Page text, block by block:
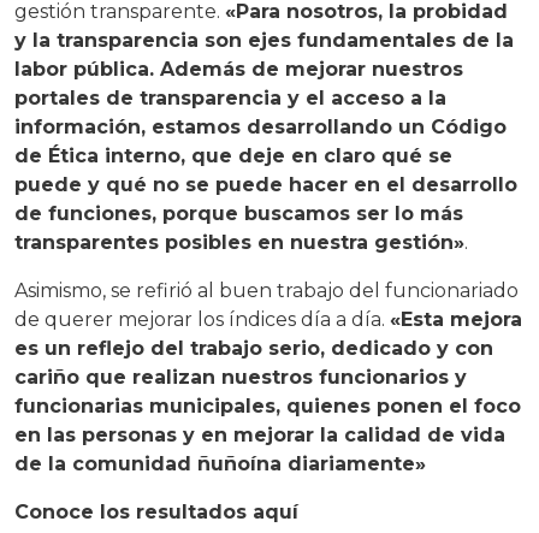
gestión transparente. «Para nosotros, la probidad
y la transparencia son ejes fundamentales de la
labor pública. Además de mejorar nuestros
portales de transparencia y el acceso a la
información, estamos desarrollando un Código
de Ética interno, que deje en claro qué se
puede y qué no se puede hacer en el desarrollo
de funciones, porque buscamos ser lo más
transparentes posibles en nuestra gestión».
Asimismo, se refirió al buen trabajo del funcionariado
de querer mejorar los índices día a día. «Esta mejora
es un reflejo del trabajo serio, dedicado y con
cariño que realizan nuestros funcionarios y
funcionarias municipales, quienes ponen el foco
en las personas y en mejorar la calidad de vida
de la comunidad ñuñoína diariamente»
Conoce los resultados aquí